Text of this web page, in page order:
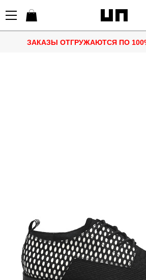
ЗАКАЗЫ ОТГРУЖАЮТСЯ ПО